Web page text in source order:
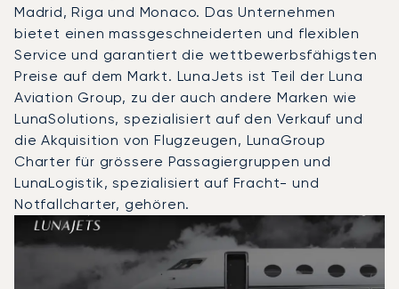
Madrid, Riga und Monaco. Das Unternehmen
bietet einen massgeschneiderten und flexiblen
Service und garantiert die wettbewerbsfähigsten
Preise auf dem Markt. LunaJets ist Teil der Luna
Aviation Group, zu der auch andere Marken wie
LunaSolutions, spezialisiert auf den Verkauf und
die Akquisition von Flugzeugen, LunaGroup
Charter für grössere Passagiergruppen und
LunaLogistik, spezialisiert auf Fracht- und
Notfallcharter, gehören.